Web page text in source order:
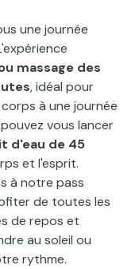
une journée
massage des
, idéal pour
à une journée
vous lancer
d'eau de 45
et l'esprit.
à notre pass
de toutes les
de repos et
au soleil ou
rythme.